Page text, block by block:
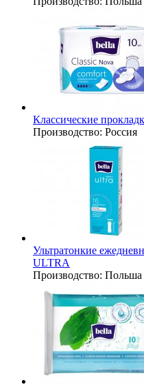
Классические
Производство: Россия
Ультратонкие
ULTRA
Производство: Польша